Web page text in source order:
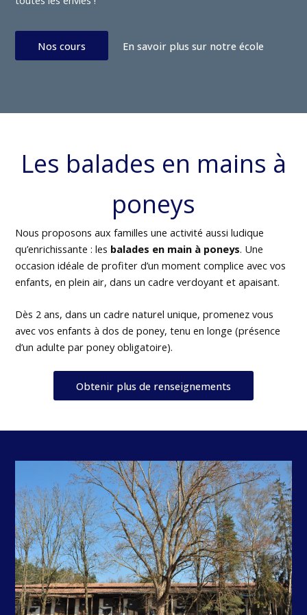
Nos cours En savoir plus sur notre école
Les balades en mains à
poneys
Nous proposons aux familles une activité aussi ludique
qu’enrichissante : les balades en main à poneys. Une
occasion idéale de profiter d’un moment complice avec vos
enfants, en plein air, dans un cadre verdoyant et apaisant.
Dès 2 ans, dans un cadre naturel unique, promenez vous
avec vos enfants à dos de poney, tenu en longe (présence
d’un adulte par poney obligatoire).
Obtenir plus de renseignements